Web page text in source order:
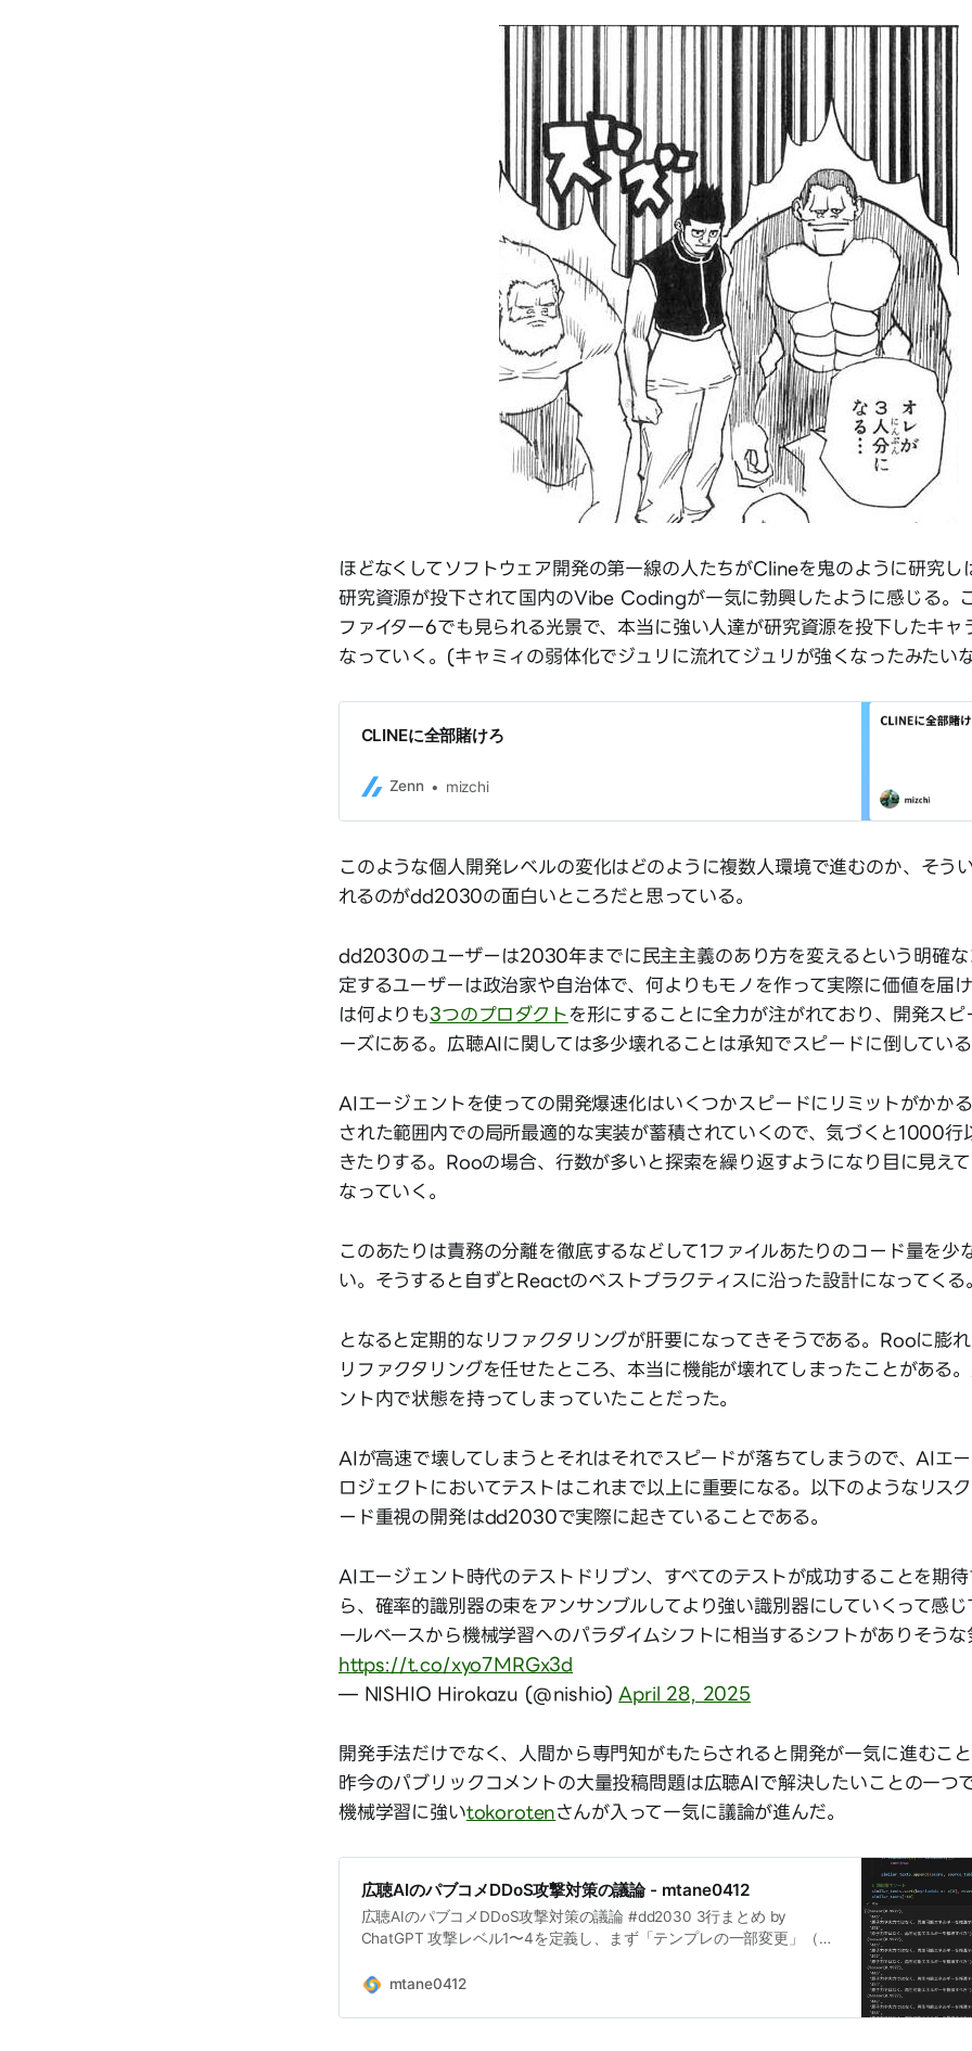
ほどなくしてソフトウェア開発の第一線の人たちがClineを鬼のように研究し
研究資源が投下されて国内のVibe Codingが一気に勃興したように感じる。
ファイター6でも見られる光景で、本当に強い人達が研究資源を投下したキャ
なっていく。(キャミィの弱体化でジュリに流れてジュリが強くなったみたい
CLINEに全部賭けろ
Zenn mizchi
このような個人開発レベルの変化はどのように複数人環境で進むのか、そう
れるのがdd2030の面白いところだと思っている。
dd2030のユーザーは2030年までに民主主義のあり方を変えるという明確な
定するユーザーは政治家や自治体で、何よりもモノを作って実際に価値を届
は何よりも3つのプロダクト を形にすることに全力が注がれており、開発スピ
ーズにある。広聴AIに関しては多少壊れることは承知でスピードに倒している
AIエージェントを使っての開発爆速化はいくつかスピードにリミットがかか
された範囲内での局所最適的な実装が蓄積されていくので、気づくと1000行
きたりする。Rooの場合、行数が多いと探索を繰り返すようになり目に見え
なっていく。
このあたりは責務の分離を徹底するなどして1ファイルあたりのコード量を少
い。そうすると自ずとReactのベストプラクティスに沿った設計になってくる
となると定期的なリファクタリングが肝要になってきそうである。Rooに膨
リファクタリングを任せたところ、本当に機能が壊れてしまったことがある
ント内で状態を持ってしまっていたことだった。
AIが高速で壊してしまうとそれはそれでスピードが落ちてしまうので、AIエ
ロジェクトにおいてテストはこれまで以上に重要になる。以下のようなリス
ード重視の開発はdd2030で実際に起きていることである。
AIエージェント時代のテストドリブン、すべてのテストが成功することを期
ら、確率的識別器の束をアンサンブルしてより強い識別器にしていくって感
ールベースから機械学習へのパラダイムシフトに相当するシフトがありそうな
https://t.co/xyo7MRGx3d
— NISHIO Hirokazu (@nishio) April 28, 2025
開発手法だけでなく、人間から専門知がもたらされると開発が一気に進むこ
昨今のパブリックコメントの大量投稿問題は広聴AIで解決したいことの一つ
機械学習に強いtokorotenさんが入って一気に議論が進んだ。
広聴AIのパブコメDDoS攻撃対策の議論 - mtane0412
広聴AIのパブコメDDoS攻撃対策の議論 #dd2030 3行まとめ by
ChatGPT 攻撃レベル1〜4を定義し、まず「テンプレの一部変更」（レ
作成する方針 tokorotenがSentence Transformer＋コサイン類似度で重
mtane0412